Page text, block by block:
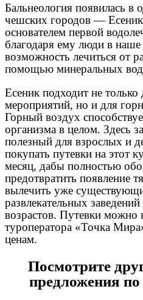
Бальнеология появилась в
чешских городов —
основателем первой
благодаря ему люди в
возможность лечиться от
помощью минеральных
Есеник подходит не
мероприятий, но и для
Горный воздух
организма в целом. Здесь
полезный для взрослых и
покупать путевки на этот
месяц, дабы полностью
предотвратить появление
вылечить уже
развлекательных
возрастов. Путевки можно
туроператора «Точка
ценам.
Посмотрите
предложения